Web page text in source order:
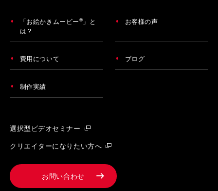
「お絵かきムービー® 」と
は？
お客様の声
費用について ブログ
制作実績
選択型ビデオセミナー
クリエイターになりたい方へ
お問い合わせ